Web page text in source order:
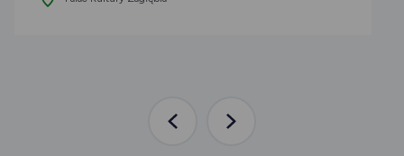
PoprzedniaNastępna